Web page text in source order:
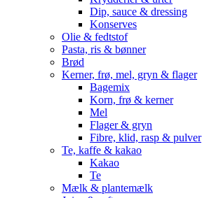
Dip, sauce & dressing
Konserves
Olie & fedtstof
Pasta, ris & bønner
Brød
Kerner, frø, mel, gryn & flager
Bagemix
Korn, frø & kerner
Mel
Flager & gryn
Fibre, klid, rasp & pulver
Te, kaffe & kakao
Kakao
Te
Mælk & plantemælk